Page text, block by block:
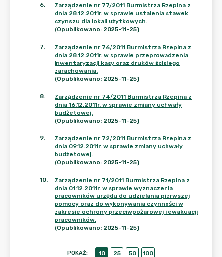
6.
Zarządzenie nr 77/2011 Burmistrza Rzepina z
dnia 28.12.2011r. w sprawie ustalenia stawek
czynszu dla lokali użytkowych.
(Opublikowano: 2025-11-25)
7.
Zarządzenie nr 76/2011 Burmistrza Rzepina z
dnia 28.12.2011r. w sprawie przeprowadzenia
inwentaryzacji kasy oraz druków ścisłego
zarachowania.
(Opublikowano: 2025-11-25)
8.
Zarządzenie nr 74/2011 Burmistrza Rzepina z
dnia 16.12.2011r. w sprawie zmiany uchwały
budżetowej.
(Opublikowano: 2025-11-25)
9.
Zarządzenie nr 72/2011 Burmistrza Rzepina z
dnia 09.12.2011r. w sprawie zmiany uchwały
budżetowej.
(Opublikowano: 2025-11-25)
10.
Zarządzenie nr 71/2011 Burmistrza Rzepina z
dnia 01.12.2011r. w sprawie wyznaczenia
pracowników urzędu do udzielania pierwszej
pomocy oraz do wykonywania czynności w
zakresie ochrony przeciwpożarowej i ewakuacji
pracowników.
(Opublikowano: 2025-11-25)
POKAŻ: 10 25 50
100